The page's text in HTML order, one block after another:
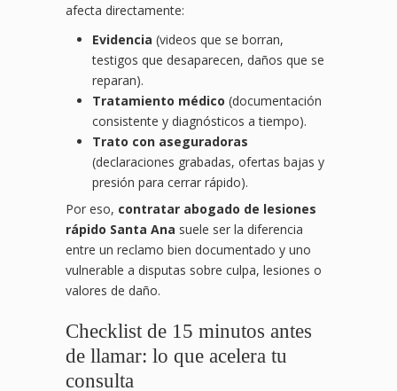
afecta directamente:
Evidencia (videos que se borran,
testigos que desaparecen, daños que se
reparan).
Tratamiento médico (documentación
consistente y diagnósticos a tiempo).
Trato con aseguradoras
(declaraciones grabadas, ofertas bajas y
presión para cerrar rápido).
Por eso, contratar abogado de lesiones
rápido Santa Ana suele ser la diferencia
entre un reclamo bien documentado y uno
vulnerable a disputas sobre culpa, lesiones o
valores de daño.
Checklist de 15 minutos antes
de llamar: lo que acelera tu
consulta